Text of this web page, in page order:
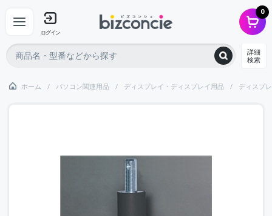
ログイン
0
詳細
検索
ホーム パソコン関連用品 ディスプレイ・ディスプレイ用品 ディスプ